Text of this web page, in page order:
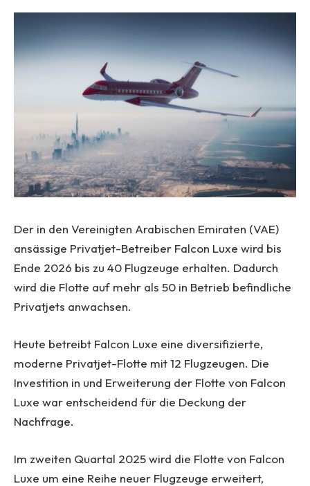
Der in den Vereinigten Arabischen Emiraten (VAE)
ansässige Privatjet-Betreiber Falcon Luxe wird bis
Ende 2026 bis zu 40 Flugzeuge erhalten. Dadurch
wird die Flotte auf mehr als 50 in Betrieb befindliche
Privatjets anwachsen.
Heute betreibt Falcon Luxe eine diversifizierte,
moderne Privatjet-Flotte mit 12 Flugzeugen. Die
Investition in und Erweiterung der Flotte von Falcon
Luxe war entscheidend für die Deckung der
Nachfrage.
Im zweiten Quartal 2025 wird die Flotte von Falcon
Luxe um eine Reihe neuer Flugzeuge erweitert,